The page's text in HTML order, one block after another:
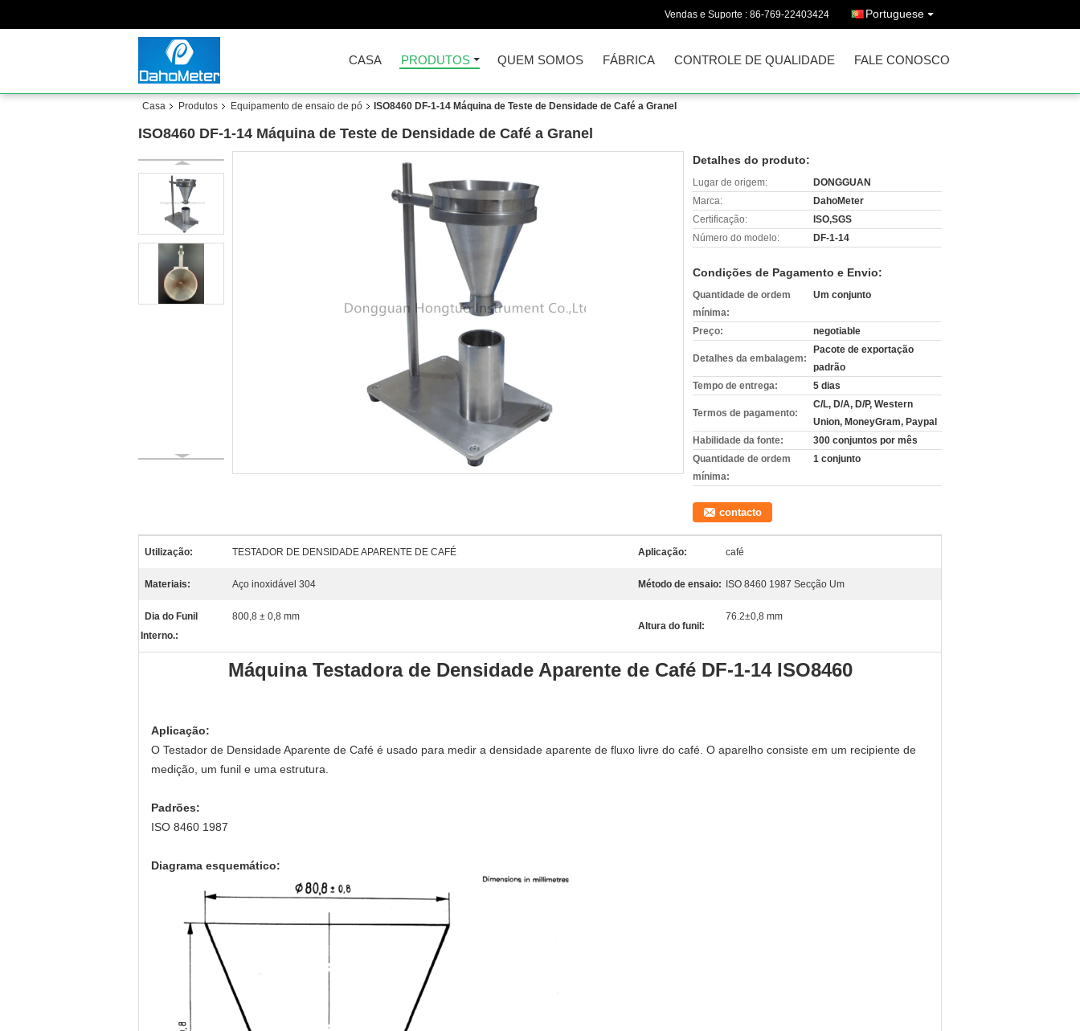
Vendas e Suporte : 86-769-22403424 Portuguese
CASA PRODUTOS QUEM SOMOS FÁBRICA CONTROLE DE QUALIDADE FALE CONOSCO
Casa Produtos Equipamento de ensaio de pó ISO8460 DF-1-14 Máquina de Teste de Densidade de Café a Granel
ISO8460 DF-1-14 Máquina de Teste de Densidade de Café a Granel
Detalhes do produto:
Lugar de origem:
DONGGUAN
Marca:
DahoMeter
Certificação:
ISO,SGS
Número do modelo:
DF-1-14
Condições de Pagamento e Envio:
Quantidade de ordem
mínima:
Um conjunto
Preço: negotiable
Detalhes da embalagem:
Pacote de exportação
padrão
Tempo de entrega:
5 dias
Termos de pagamento:
C/L, D/A, D/P, Western
Union, MoneyGram, Paypal
Habilidade da fonte:
300 conjuntos por mês
Quantidade de ordem
mínima:
1 conjunto
contacto
Utilização: TESTADOR DE DENSIDADE APARENTE DE CAFÉ Aplicação: café
Materiais: Aço inoxidável 304 Método de ensaio: ISO 8460 1987 Secção Um
Dia do Funil
Interno.:
800,8 ± 0,8 mm
Altura do funil:
76.2±0,8 mm
Máquina Testadora de Densidade Aparente de Café DF-1-14 ISO8460
Aplicação:
O Testador de Densidade Aparente de Café é usado para medir a densidade aparente de fluxo livre do café. O aparelho consiste em um recipiente de
medição, um funil e uma estrutura.
Padrões:
ISO 8460 1987
Diagrama esquemático: